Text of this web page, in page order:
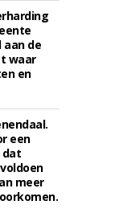
de
waar
en
een
dat
meer